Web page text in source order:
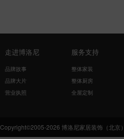
走进博洛尼
品牌故事
品牌大片
营业执照
服务支持
整体家装
整体厨房
全屋定制
Copyright©2005-2026 博洛尼家居装饰（北京